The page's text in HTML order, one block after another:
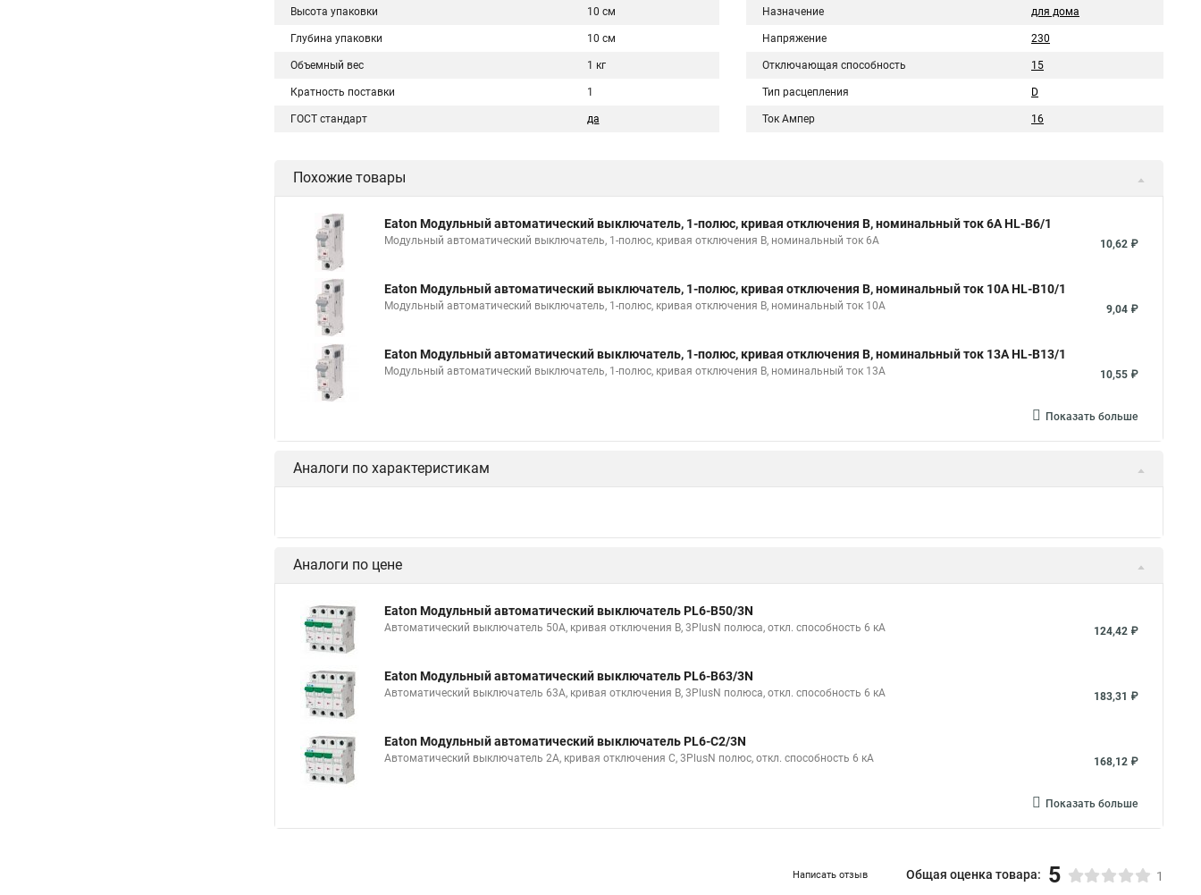
Высота упаковки 10 см
Глубина упаковки 10 см
Объемный вес 1 кг
Кратность поставки 1
ГОСТ стандарт да
Назначение для дома
Напряжение 230
Отключающая способность 15
Тип расцепления D
Ток Ампер 16
Похожие товары
Eaton Модульный автоматический выключатель, 1-полюс, кривая отключения B, номинальный ток 6А HL-B6/1
Модульный автоматический выключатель, 1-полюс, кривая отключения B, номинальный ток 6А 10,62 ₽
Eaton Модульный автоматический выключатель, 1-полюс, кривая отключения B, номинальный ток 10А HL-B10/1
Модульный автоматический выключатель, 1-полюс, кривая отключения B, номинальный ток 10А 9,04 ₽
Eaton Модульный автоматический выключатель, 1-полюс, кривая отключения B, номинальный ток 13А HL-B13/1
Модульный автоматический выключатель, 1-полюс, кривая отключения B, номинальный ток 13А 10,55 ₽
Показать больше
Аналоги по характеристикам
Аналоги по цене
Eaton Модульный автоматический выключатель PL6-B50/3N
Автоматический выключатель 50А, кривая отключения В, 3PlusN полюса, откл. способность 6 кА 124,42 ₽
Eaton Модульный автоматический выключатель PL6-B63/3N
Автоматический выключатель 63А, кривая отключения В, 3PlusN полюса, откл. способность 6 кА 183,31 ₽
Eaton Модульный автоматический выключатель PL6-C2/3N
Автоматический выключатель 2А, кривая отключения С, 3PlusN полюс, откл. способность 6 кА 168,12 ₽
Показать больше
Написать отзыв Общая оценка товара: 5 1